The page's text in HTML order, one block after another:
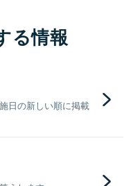
る情報
日の新しい順に掲載